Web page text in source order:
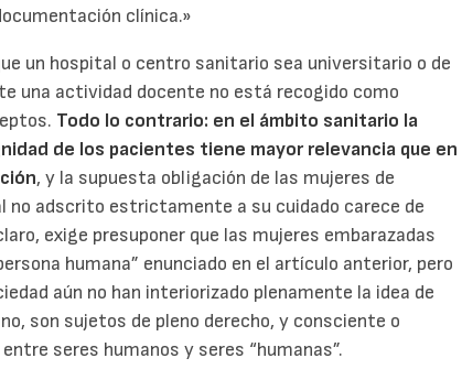
clínica.»
un hospital o centro sanitario sea universitario o de
una actividad docente no está recogido como
Todo lo contrario: en el ámbito sanitario la
de los pacientes tiene mayor relevancia que en
, y la supuesta obligación de las mujeres de
no adscrito estrictamente a su cuidado carece de
exige presuponer que las mujeres embarazadas
humana” enunciado en el artículo anterior, pero
aún no han interiorizado plenamente la idea de
son sujetos de pleno derecho, y consciente o
seres humanos y seres “humanas”.